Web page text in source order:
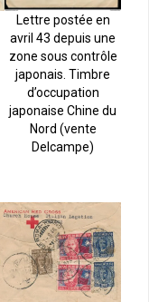
Lettre postée en
avril 43 depuis une
zone sous contrôle
japonais. Timbre
d’occupation
japonaise Chine du
Nord (vente
Delcampe)